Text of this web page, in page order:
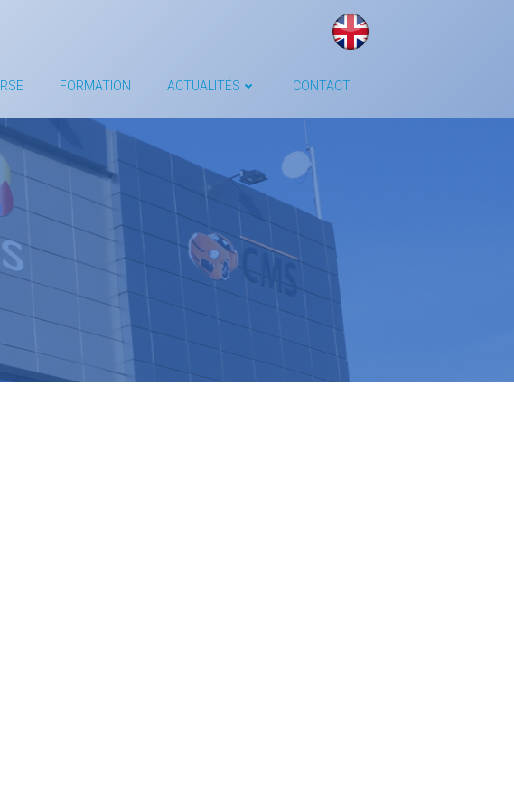
RSE FORMATION ACTUALITÉS CONTACT